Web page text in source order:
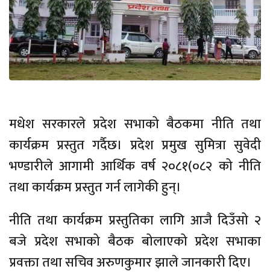
मधेश सरकारले प्रदेश सभाको बैठकमा नीति तथा
कार्यक्रम प्रस्तुत गर्दैछ। प्रदेश प्रमुख सुमित्रा सुवेदी
भण्डारीले आगामी आर्थिक वर्ष २०८१(०८२ को नीति
तथा कार्यक्रम प्रस्तुत गर्न लागेकी हुन्।
नीति तथा कार्यक्रम प्रस्तुतिका लागि आजै दिउँसो २
बजे प्रदेश सभाको बैठक बोलाएको प्रदेश सभाका
प्रवक्ता तथा सचिव अरुणकुमार झाले जानकारी दिए।